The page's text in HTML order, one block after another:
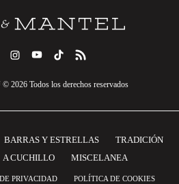
2026 Todos los derechos reservados
BARRAS Y ESTRELLAS
TRADICIÓN
A CUCHILLO MISCELANEA
PRIVACIDAD
POLÍTICA DE COOKIES